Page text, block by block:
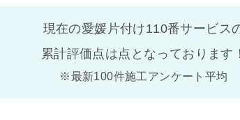
現在の愛媛片付け110番サービス
累計評価点は点となっております！
※最新100件施工アンケート平均